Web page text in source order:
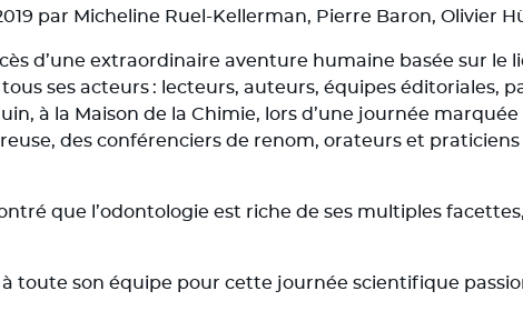
par Micheline Ruel-Kellerman, Pierre Baron, Olivier
d’une extraordinaire aventure humaine basée sur
ses acteurs : lecteurs, auteurs, équipes éditoriales,
à la Maison de la Chimie, lors d’une journée
des conférenciers de renom, orateurs et
que l’odontologie est riche de ses multiples
toute son équipe pour cette journée scientifique